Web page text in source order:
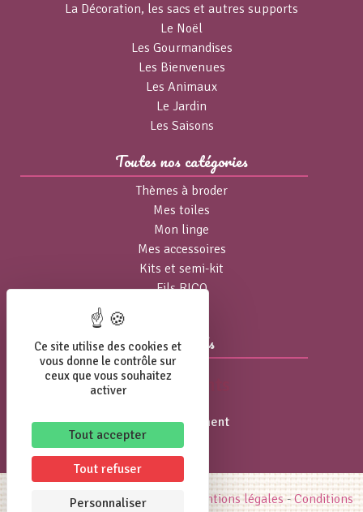
La Décoration, les sacs et autres supports
Le Noël
Les Gourmandises
Les Bienvenues
Les Animaux
Le Jardin
Les Saisons
Toutes nos catégories
Thèmes à broder
Mes toiles
Mon linge
Mes accessoires
Kits et semi-kit
Fils RICO
Actualités
Événements
Pas d'événement
© 2020 Broderie Point à point - Mentions légales-Conditions
Ce site utilise des cookies et
vous donne le contrôle sur
ceux que vous souhaitez
activer
Tout accepter
Tout refuser
Personnaliser